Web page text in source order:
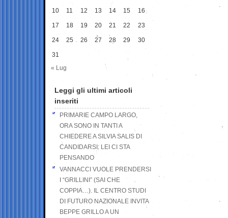
10 11 12 13 14 15 16
17 18 19 20 21 22 23
24 25 26 27 28 29 30
31
« Lug
Leggi gli ultimi articoli
inseriti
PRIMARIE CAMPO LARGO,
ORA SONO IN TANTI A
CHIEDERE A SILVIA SALIS DI
CANDIDARSI: LEI CI STA
PENSANDO
VANNACCI VUOLE PRENDERSI
I “GRILLINI” (SAI CHE
COPPIA…). IL CENTRO STUDI
DI FUTURO NAZIONALE INVITA
BEPPE GRILLO A UN